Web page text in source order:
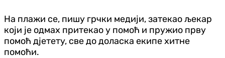
На плажи се, пишу грчки медији, затекао љекар
који је одмах притекао у помоћ и пружио прву
помоћ дјетету, све до доласка екипе хитне
помоћи.